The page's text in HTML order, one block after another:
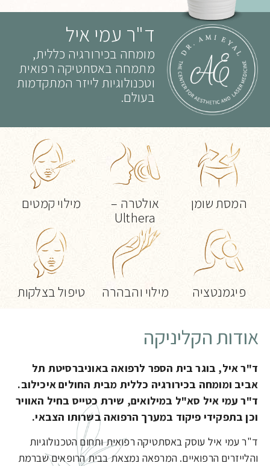
ד"ר עמי איל
מומחה בכירורגיה כללית,
מתמחה באסתטיקה רפואית
וטכנולוגיות לייזר המתקדמות
בעולם.
המסת שומן
אולטרה –
Ulthera
מילוי קמטים
פיגמנטציה מילוי והבהרה טיפול בצלקות
אודות הקליניקה
ד"ר איל, בוגר בית הספר לרפואה באוניברסיטת תל
אביב ומומחה בכירורגיה כללית מבית החולים איכילוב.
ד"ר עמי איל סא"ל במילואים, שירת כטייס בחיל האוויר
וכן בתפקידי פיקוד במערך הרפואה בשרותו הצבאי.
ד"ר עמי איל עוסק באסתטיקה רפואית ותחום הטכנולוגיות
והלייזרים הרפואיים. המרפאה נמצאת בבית הרופאים שברמת